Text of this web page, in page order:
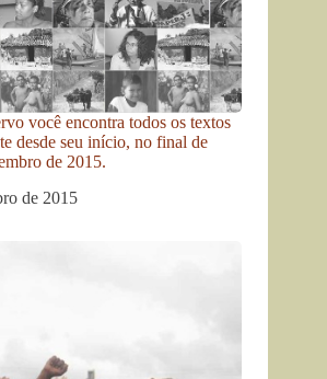
você encontra todos os textos
desde seu início, no final de
de 2015.
de 2015